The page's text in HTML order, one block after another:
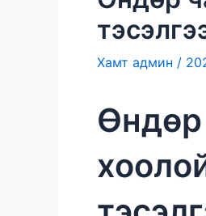
Хамт админ /
Өндөр